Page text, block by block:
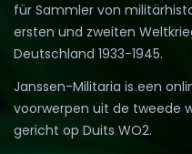
für Sammler von
ersten und zweiten
Deutschland 1933-1945.
Janssen-Militaria is een
voorwerpen uit de tweede
gericht op Duits WO2.